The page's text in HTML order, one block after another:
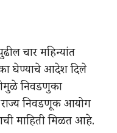
चार महिन्यांत
घेण्याचे आदेश दिले
निवडणुका
राज्य निवडणूक आयोग
माहिती मिळत आहे.